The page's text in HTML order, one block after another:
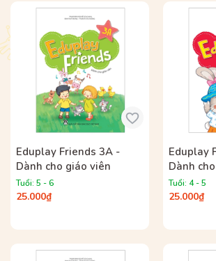
Eduplay Friends 3A -
Dành cho giáo viên
Tuổi: 5 - 6
25.000₫
Eduplay
Dành
Tuổi: 4 - 5
25.000₫